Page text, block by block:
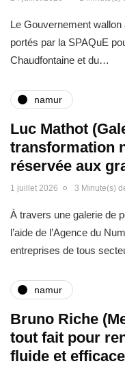
Le Gouvernement
portés par la SPAQuE
Chaudfontaine et du…
namur
Luc Mathot
transformation
réservée aux
1 juillet 2026 3 Minute(s)
À travers une galerie de
l’aide de l’Agence du
entreprises de tous
namur
Bruno Riche
tout fait pour
fluide et